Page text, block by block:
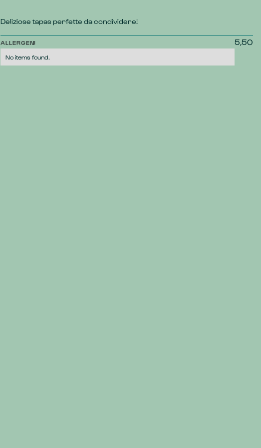
Deliziose tapas perfette da condividere!
ALLERGENI
No items found.
5,50